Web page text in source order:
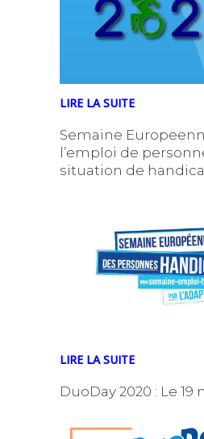
LIRE LA SUITE
Semaine
l’emploi de
situation de
LIRE LA SUITE
DuoDay 2020 : Le